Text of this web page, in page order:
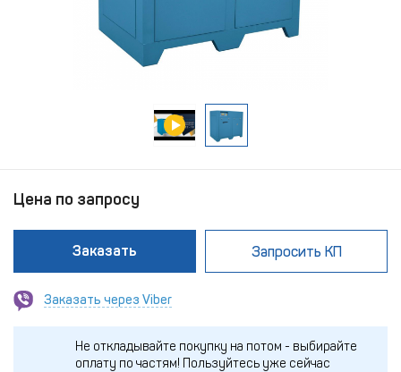
Цена по запросу
Заказать Запросить КП
Заказать через Viber
Не откладывайте покупку на потом - выбирайте
оплату по частям! Пользуйтесь уже сейчас